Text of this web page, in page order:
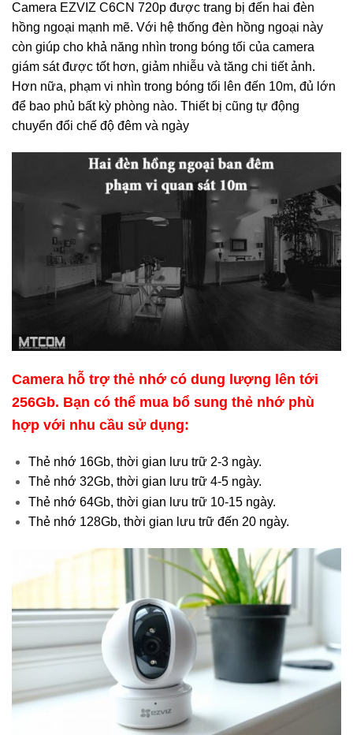
Camera EZVIZ C6CN 720p được trang bị đến hai đèn
hồng ngoại mạnh mẽ. Với hệ thống đèn hồng ngoại này
còn giúp cho khả năng nhìn trong bóng tối của camera
giám sát được tốt hơn, giảm nhiễu và tăng chi tiết ảnh.
Hơn nữa, phạm vi nhìn trong bóng tối lên đến 10m, đủ lớn
để bao phủ bất kỳ phòng nào. Thiết bị cũng tự động
chuyển đổi chế độ đêm và ngày
Camera hỗ trợ thẻ nhớ có dung lượng lên tới
256Gb. Bạn có thể mua bổ sung thẻ nhớ phù
hợp với nhu cầu sử dụng:
Thẻ nhớ 16Gb, thời gian lưu trữ 2-3 ngày.
Thẻ nhớ 32Gb, thời gian lưu trữ 4-5 ngày.
Thẻ nhớ 64Gb, thời gian lưu trữ 10-15 ngày.
Thẻ nhớ 128Gb, thời gian lưu trữ đến 20 ngày.